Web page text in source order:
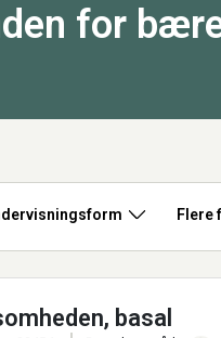
for
Flere
basal